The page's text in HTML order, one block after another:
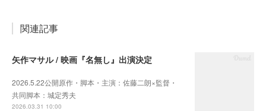
関連記事
矢作マサル / 映画『名無し』出演決定
2026.5.22公開原作・脚本・主演：佐藤二朗×監督・
共同脚本：城定秀夫
2026.03.31 10:00